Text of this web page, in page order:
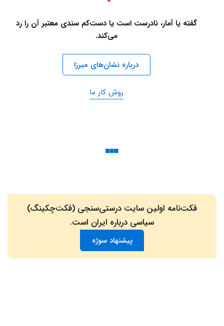
گفته یا آمار، نادرست است یا دست‌کم سندی معتبر آن را رد
می‌کند.
درباره نشان‌های میرزا
روش کار ما
فکت‌نامه اولین سایت درستی‌سنجی (فکت‌چکینگ)
سیاسی درباره ایران است.
پیشنهاد سوژه